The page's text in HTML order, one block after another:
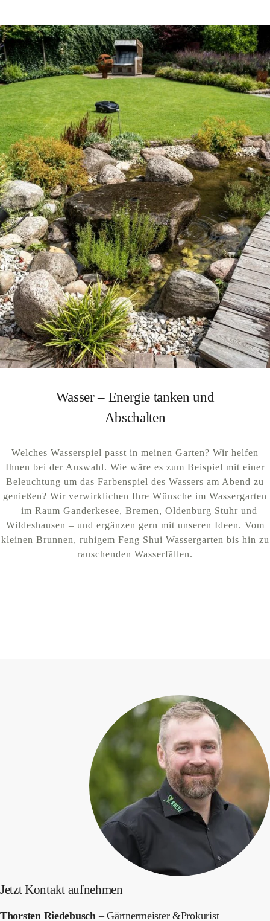
Wasser – Energie tanken und
Abschalten
Welches Wasserspiel passt in meinen Garten? Wir helfen
Ihnen bei der Auswahl. Wie wäre es zum Beispiel mit einer
Beleuchtung um das Farbenspiel des Wassers am Abend zu
genießen? Wir verwirklichen Ihre Wünsche im Wassergarten
– im Raum Ganderkesee, Bremen, Oldenburg Stuhr und
Wildeshausen – und ergänzen gern mit unseren Ideen. Vom
kleinen Brunnen, ruhigem Feng Shui Wassergarten bis hin zu
rauschenden Wasserfällen.
Jetzt Kontakt aufnehmen
Thorsten Riedebusch – Gärtnermeister &Prokurist